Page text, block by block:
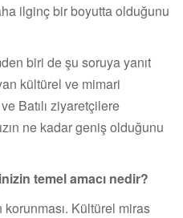
ilginç bir boyutta olduğunu
biri de şu soruya yanıt
kültürel ve mimari
Batılı ziyaretçilere
ne kadar geniş olduğunu
temel amacı nedir?
korunması. Kültürel miras